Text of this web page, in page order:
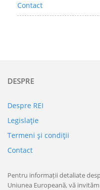
Contact
DESPRE
Despre REI
Legislaţie
Termeni şi condiţii
Contact
Pentru informații detaliate
Uniunea Europeană, vă